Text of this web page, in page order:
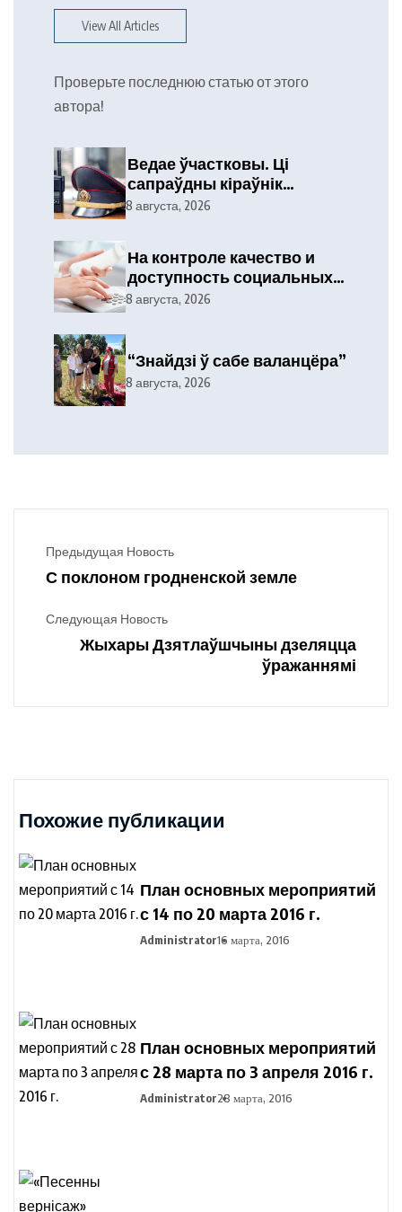
View All Articles
Проверьте последнюю статью от этого
автора!
Ведае ўчастковы. Ці
сапраўдны кіраўнік
тэлефануе?
8 августа, 2026
На контроле качество и
доступность социальных
услуг
8 августа, 2026
“Знайдзі ў сабе валанцёра”
8 августа, 2026
Предыдущая Новость
С поклоном гродненской земле
Следующая Новость
Жыхары Дзятлаўшчыны дзеляцца
ўражаннямі
Похожие публикации
План основных мероприятий
с 14 по 20 марта 2016 г.
Administrator16 марта, 2016
План основных мероприятий
с 28 марта по 3 апреля 2016 г.
Administrator28 марта, 2016